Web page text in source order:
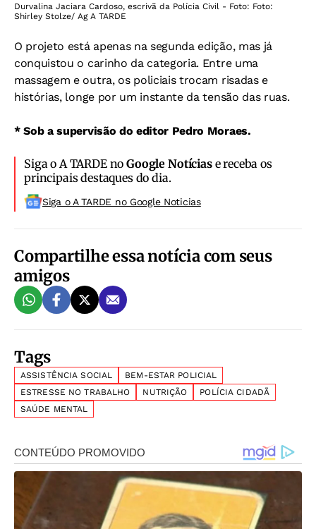
Durvalina Jaciara Cardoso, escrivã da Polícia Civil - Foto: Foto:
Shirley Stolze/ Ag A TARDE
O projeto está apenas na segunda edição, mas já
conquistou o carinho da categoria. Entre uma
massagem e outra, os policiais trocam risadas e
histórias, longe por um instante da tensão das ruas.
* Sob a supervisão do editor Pedro Moraes.
Siga o A TARDE noGoogle Notíciase receba os
principais destaques do dia.
Siga o A TARDE no Google Noticias
Compartilhe essa notícia com seus
amigos
Tags
ASSISTÊNCIA SOCIAL
BEM-ESTAR POLICIAL
ESTRESSE NO TRABALHO
NUTRIÇÃO
POLÍCIA CIDADÃ
SAÚDE MENTAL